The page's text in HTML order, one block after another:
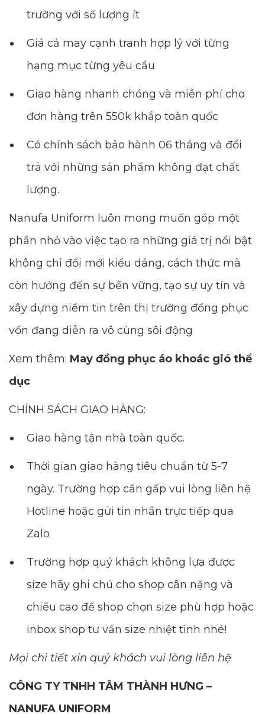
trường với số lượng ít
Giá cả may cạnh tranh hợp lý với từng
hạng mục từng yêu cầu
Giao hàng nhanh chóng và miễn phí cho
đơn hàng trên 550k khắp toàn quốc
Có chính sách bảo hành 06 tháng và đổi
trả với những sản phẩm không đạt chất
lượng.
Nanufa Uniform luôn mong muốn góp một
phần nhỏ vào việc tạo ra những giá trị nổi bật
không chỉ đổi mới kiểu dáng, cách thức mà
còn hướng đến sự bền vững, tạo sự uy tín và
xây dựng niềm tin trên thị trường đồng phục
vốn đang diễn ra vô cùng sôi động
Xem thêm: May đồng phục áo khoác gió thể
dục
CHÍNH SÁCH GIAO HÀNG:
Giao hàng tận nhà toàn quốc.
Thời gian giao hàng tiêu chuẩn từ 5-7
ngày. Trường hợp cần gấp vui lòng liên hệ
Hotline hoặc gửi tin nhắn trực tiếp qua
Zalo
Trường hợp quý khách không lựa được
size hãy ghi chú cho shop cân nặng và
chiều cao để shop chọn size phù hợp hoặc
inbox shop tư vấn size nhiệt tình nhé!
Mọi chi tiết xin quý khách vui lòng liên hệ
CÔNG TY TNHH TÂM THÀNH HƯNG –
NANUFA UNIFORM